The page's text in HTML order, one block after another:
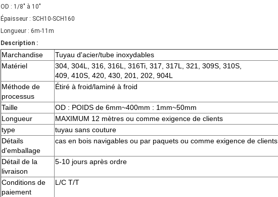
OD : 1/8" à 10"
Épaisseur : SCH10-SCH160
Longueur : 6m-11m
Description :
Marchandise
Tuyau d'acier/tube inoxydables
Matériel
304, 304L, 316, 316L, 316Ti, 317, 317L, 321, 309S, 310S,
409, 410S, 420, 430, 201, 202, 904L
Méthode de
processus
Étiré à froid/laminé à froid
Taille
OD : POIDS de 6mm~400mm : 1mm~50mm
Longueur
MAXIMUM 12 mètres ou comme exigence de clients
type
tuyau sans couture
Détails
d'emballage
cas en bois navigables ou par paquets ou comme exigence de clients
Détail de la
livraison
5-10 jours après ordre
Conditions de
paiement
L/C T/T